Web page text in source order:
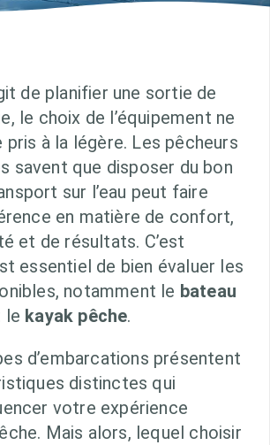
de planifier une sortie de
le choix de l’équipement ne
à la légère. Les pêcheurs
savent que disposer du bon
sur l’eau peut faire
en matière de confort,
et de résultats. C’est
essentiel de bien évaluer les
notamment le bateau
kayak pêche.
d’embarcations présentent
distinctes qui
votre expérience
Mais alors, lequel choisir